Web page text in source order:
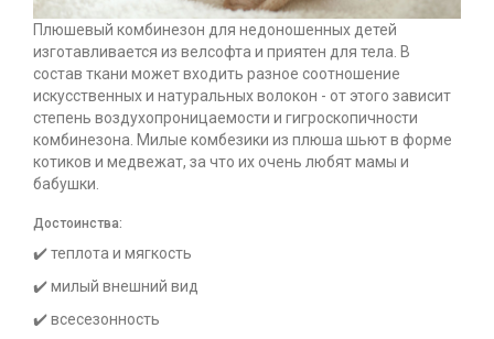
Плюшевый комбинезон для недоношенных детей
изготавливается из велсофта и приятен для тела. В
состав ткани может входить разное соотношение
искусственных и натуральных волокон - от этого зависит
степень воздухопроницаемости и гигроскопичности
комбинезона. Милые комбезики из плюша шьют в форме
котиков и медвежат, за что их очень любят мамы и
бабушки.
Достоинства:
✔️ теплота и мягкость
✔️ милый внешний вид
✔️ всесезонность